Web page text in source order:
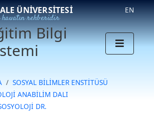
ÜNIVERSITESI
rehberidir
EN
Bilgi
SOSYAL BİLİMLER ENSTİTÜSÜ
ANABİLİM DALI
DR.